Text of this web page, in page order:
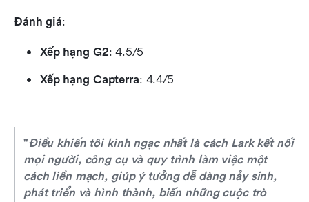
Đánh giá:
Xếp hạng G2: 4.5/5
Xếp hạng Capterra: 4.4/5
"Điều khiến tôi kinh ngạc nhất là cách Lark kết nối
mọi người, công cụ và quy trình làm việc một
cách liền mạch, giúp ý tưởng dễ dàng nảy sinh,
phát triển và hình thành, biến những cuộc trò